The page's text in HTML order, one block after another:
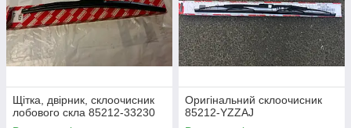
Щітка, двірник, склоочисник
лобового скла 85212-33230
Оригінальний склоочисник
85212-YZZAJ